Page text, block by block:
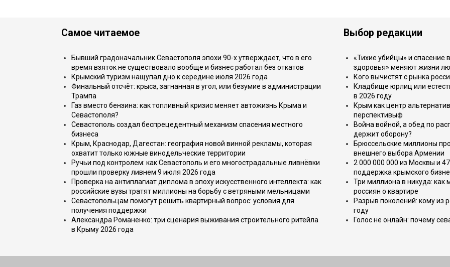
Самое читаемое
Бывший градоначальник Севастополя эпохи 90-х утверждает, что в его
время взяток не существовало вообще и бизнес работал без откатов
Крымский туризм нащупал дно к середине июля 2026 года
Финальный отсчёт: крыса, загнанная в угол, или безумие в администрации
Трампа
Газ вместо бензина: как топливный кризис меняет автожизнь Крыма и
Севастополя?
Севастополь создал беспрецедентный механизм спасения местного
бизнеса
Крым, Краснодар, Дагестан: география новой винной рекламы, которая
охватит только южные винодельческие территории
Ручьи под контролем: как Севастополь и его многострадальные ливнёвки
прошли проверку ливнем 9 июля 2026 года
Проверка на антиплагиат диплома в эпоху искусственного интеллекта: как
российские вузы тратят миллионы на борьбу с ветряными мельницами
Севастопольцам помогут решить квартирный вопрос: условия для
получения поддержки
Александра Романенко: три сценария выживания строительного ритейла
в Крыму 2026 года
Выбор редакции
«Тихие убийцы» и спасение
здоровья» меняют жизни
Кого вычистят с рынка
Кладбище юрлиц или
в 2026 году
Крым как центр
перспективыф
Война войной, а обед по
держит оборону?
Брюссельские миллионы
внешнего выбора Армении
2 000 000 000 из Москвы и
поддержка крымского
Три миллиона в никуда:
россиян о квартире
Разрыв поколений: кому из
году
Голос не онлайн: почему